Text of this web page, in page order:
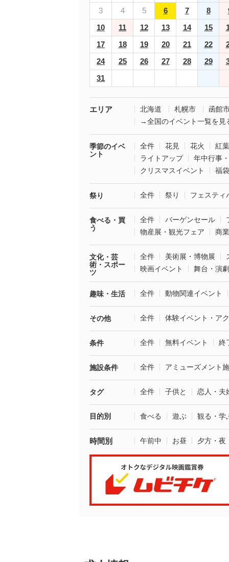
3
4 5 6 7 8
10
11 12 13 14 15
17
18 19 20 21 22
24
25 26 27 28 29
31
エリア 北海道 札幌市
函館
→全国のイベント一覧を見
季節のイベ
ント
全件 花見 花火
紅葉
ライトアップ
年中行事
クリスマスイベント
福
祭り 全件 祭り フェスティ
食べる・買
う
全件 バーゲンセール
物産展・観光フェア
商
文化・芸
術・スポー
ツ
全件 美術展・博物展
映画イベント
舞台・演劇
趣味・生活 全件 動物関連イベント
その他 全件 体験イベント・ア
条件 全件 無料イベント 終
施設条件 全件 アミューズメント
タグ 全件 子供と 恋人・夫
目的別 食べる 遊ぶ 観る・学
時間別 午前中 お昼 夕方・夜